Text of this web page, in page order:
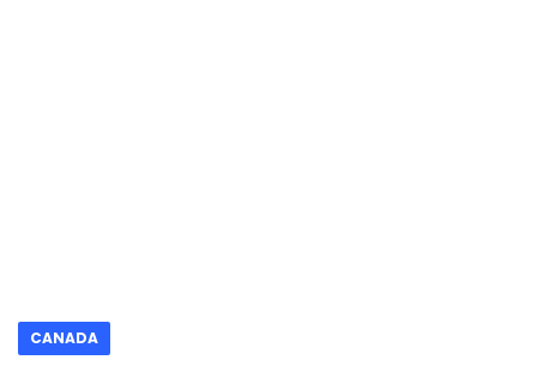
CANADA